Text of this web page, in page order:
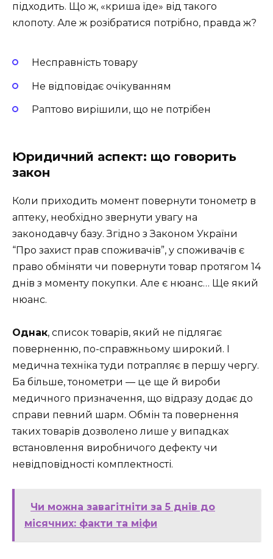
підходить. Що ж, «криша їде» від такого
клопоту. Але ж розібратися потрібно, правда ж?
Несправність товару
Не відповідає очікуванням
Раптово вирішили, що не потрібен
Юридичний аспект: що говорить
закон
Коли приходить момент повернути тонометр в
аптеку, необхідно звернути увагу на
законодавчу базу. Згідно з Законом України
“Про захист прав споживачів”, у споживачів є
право обміняти чи повернути товар протягом 14
днів з моменту покупки. Але є нюанс… Ще який
нюанс.
Однак, список товарів, який не підлягає
поверненню, по-справжньому широкий. І
медична техніка туди потрапляє в першу чергу.
Ба більше, тонометри — це ще й вироби
медичного призначення, що відразу додає до
справи певний шарм. Обмін та повернення
таких товарів дозволено лише у випадках
встановлення виробничого дефекту чи
невідповідності комплектності.
Чи можна завагітніти за 5 днів до
місячних: факти та міфи